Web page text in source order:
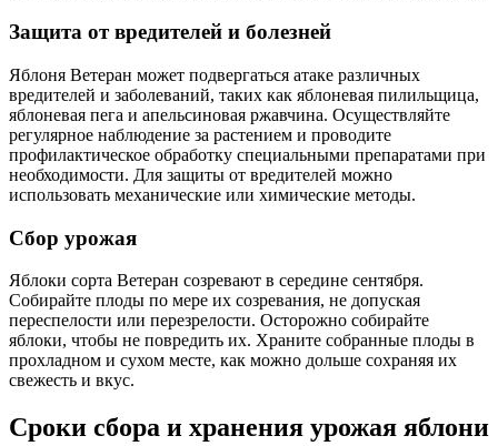
Защита от вредителей и болезней
Яблоня Ветеран может подвергаться атаке различных
вредителей и заболеваний, таких как яблоневая пилильщица,
яблоневая пега и апельсиновая ржавчина. Осуществляйте
регулярное наблюдение за растением и проводите
профилактическое обработку специальными препаратами при
необходимости. Для защиты от вредителей можно
использовать механические или химические методы.
Сбор урожая
Яблоки сорта Ветеран созревают в середине сентября.
Собирайте плоды по мере их созревания, не допуская
переспелости или перезрелости. Осторожно собирайте
яблоки, чтобы не повредить их. Храните собранные плоды в
прохладном и сухом месте, как можно дольше сохраняя их
свежесть и вкус.
Сроки сбора и хранения урожая яблони